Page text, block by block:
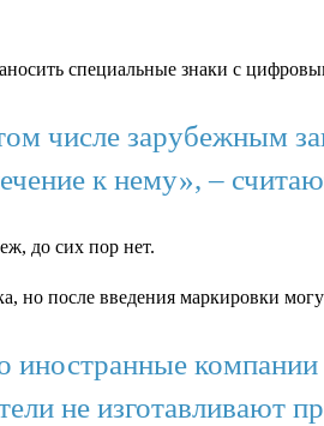
специальные знаки с
числе зарубежным
к нему», –
до сих пор нет.
после введения маркировки
иностранные
не изготавливают